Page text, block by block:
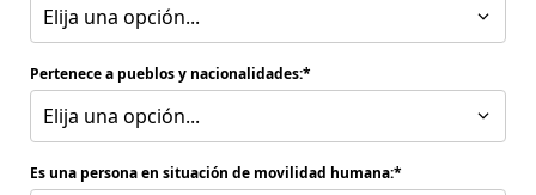
Elija una opción...
Pertenece a pueblos y nacionalidades:
Elija una opción...
Es una persona en situación de movilidad humana: